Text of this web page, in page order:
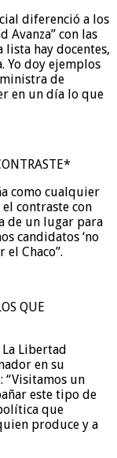
diferenció a los
Avanza” con las
lista hay docentes,
Yo doy ejemplos
de
en un día lo que
como cualquier
contraste con
de un lugar para
candidatos ‘no
Chaco”.
QUE
Libertad
en su
“Visitamos un
este tipo de
que
produce y a